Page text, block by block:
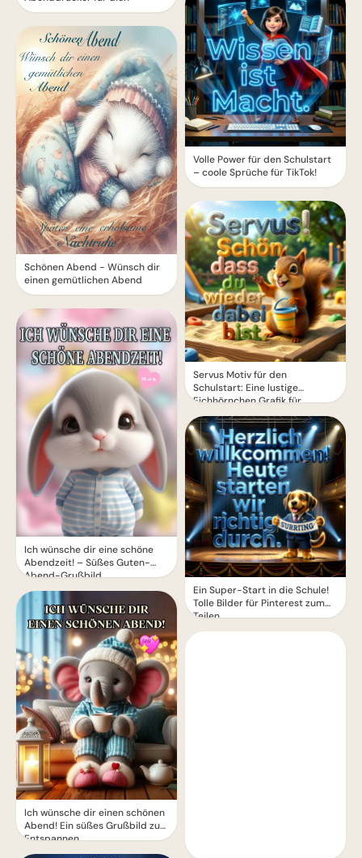
Schönen Abend - Wünsch dir
einen gemütlichen Abend
Ich wünsche dir eine schöne
Abendzeit! – Süßes Guten-
Abend-Grußbild
Ich wünsche dir einen schönen
Abend! Ein süßes Grußbild zum
Entspannen
Volle Power für den Schulstart
– coole Sprüche für TikTok!
Servus Motiv für den
Schulstart: Eine lustige
Eichhörnchen Grafik für
WhatsApp
Ein Super-Start in die Schule!
Tolle Bilder für Pinterest zum
Teilen.